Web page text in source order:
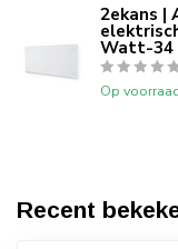
2ekans |
Watt-34
Op
Recent